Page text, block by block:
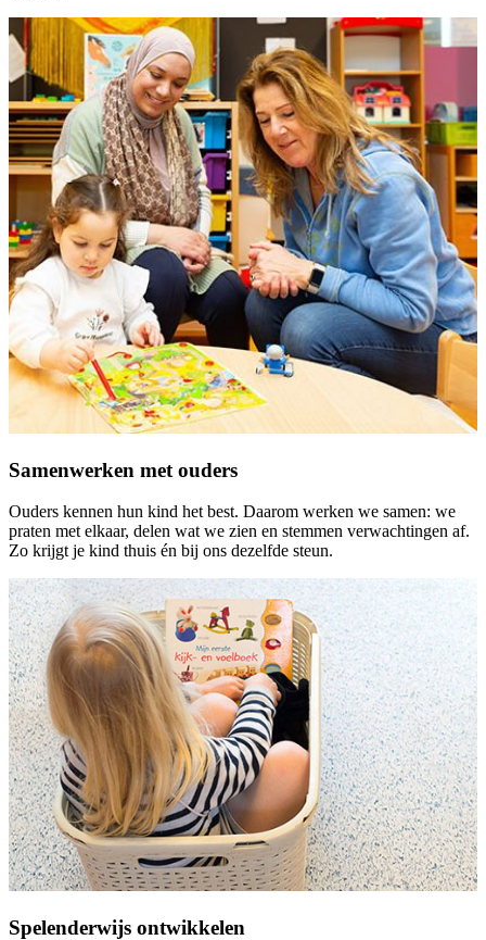
Samenwerken met ouders
Ouders kennen hun kind het best. Daarom werken we samen: we
praten met elkaar, delen wat we zien en stemmen verwachtingen af.
Zo krijgt je kind thuis én bij ons dezelfde steun.
Spelenderwijs ontwikkelen